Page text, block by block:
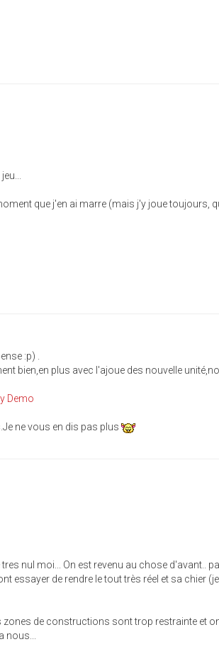
que j'en ai marre (mais j'y joue toujours,
:p) .
bien,en plus avec l'ajoue des nouvelle
Demo
ne vous en dis pas plus
nul moi... On est revenu au chose d'avant..
essayer de rendre le tout très réel et sa chier
zones de constructions sont trop restrainte et
nous...